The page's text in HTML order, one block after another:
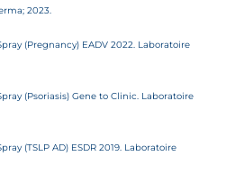
2023.
(Pregnancy) EADV 2022. Laboratoire
(Psoriasis) Gene to Clinic. Laboratoire
(TSLP AD) ESDR 2019. Laboratoire